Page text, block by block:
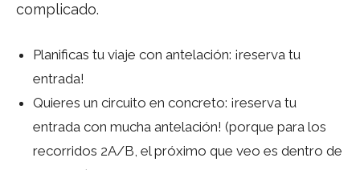
complicado.
Planificas tu viaje con antelación: ¡reserva tu
entrada!
Quieres un circuito en concreto: ¡reserva tu
entrada con mucha antelación! (porque para los
recorridos 2A/B, el próximo que veo es dentro de